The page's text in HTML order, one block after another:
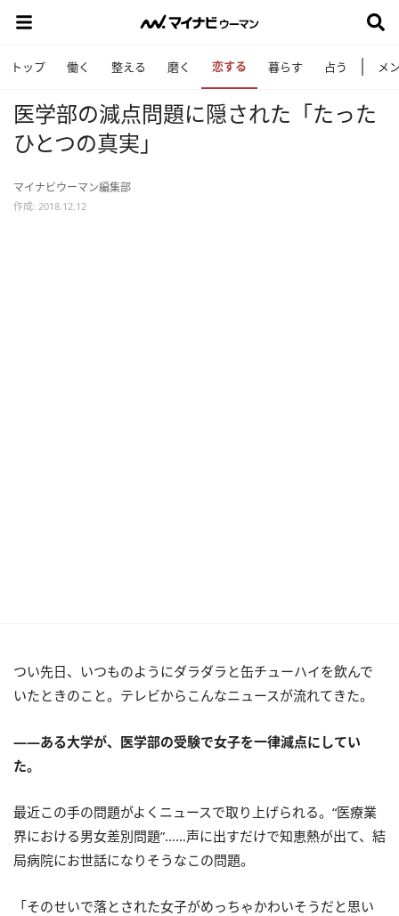
トップ 働く 整える 磨く 恋する 暮らす 占う メ
医学部の減点問題に隠された「たった
ひとつの真実」
マイナビウーマン編集部
作成: 2018.12.12
つい先日、いつものようにダラダラと缶チューハイを飲んで
いたときのこと。テレビからこんなニュースが流れてきた。
――ある大学が、医学部の受験で女子を一律減点にしてい
た。
最近この手の問題がよくニュースで取り上げられる。“医療業
界における男女差別問題”……声に出すだけで知恵熱が出て、結
局病院にお世話になりそうなこの問題。
「そのせいで落とされた女子がめっちゃかわいそうだと思い